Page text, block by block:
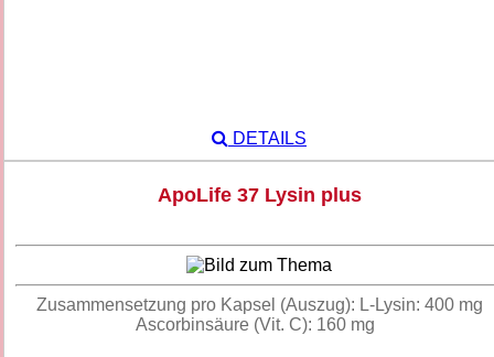
DETAILS
ApoLife 37 Lysin plus
Zusammensetzung pro Kapsel (Auszug): L-Lysin: 400 mg
Ascorbinsäure (Vit. C): 160 mg